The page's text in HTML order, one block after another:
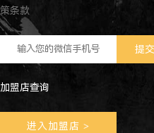
策条款
加盟店查询
进入加盟店 >